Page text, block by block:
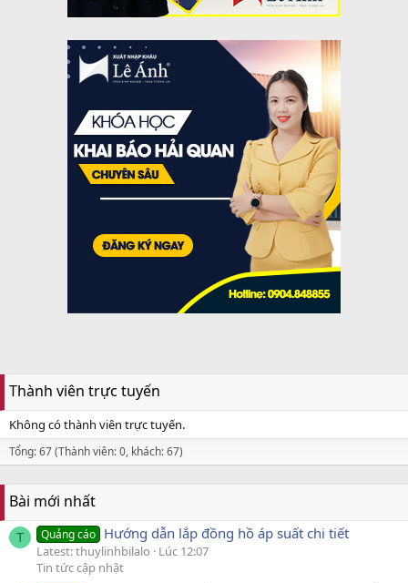
Thành viên trực tuyến
Không có thành viên trực tuyến.
Tổng: 67 (Thành viên: 0, khách: 67)
Bài mới nhất
T Quảng cáo Hướng dẫn lắp đồng hồ áp suất chi tiết
Latest: thuylinhbilalo
Lúc 12:07
Tin tức cập nhật